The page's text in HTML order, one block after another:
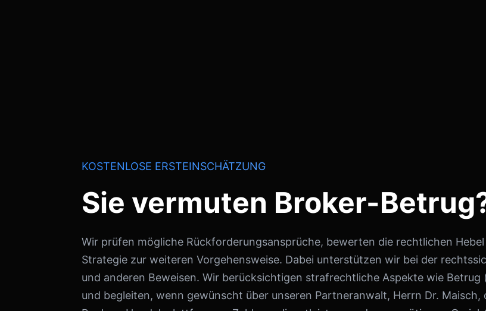
KOSTENLOSE ERSTEINSCHÄTZUNG
Sie vermuten Broker-
Wir prüfen mögliche Rückforderungsansprüche, bewerten die rechtlichen
Strategie zur weiteren Vorgehensweise. Dabei unterstützen wir bei der
und anderen Beweisen. Wir berücksichtigen strafrechtliche Aspekte wie Betrug
und begleiten, wenn gewünscht über unseren Partneranwalt, Herrn Dr.